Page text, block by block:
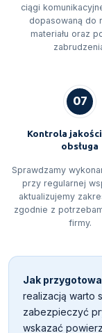
ciągi
dopasowaną do
materiału oraz
07
Kontrola jakości
obsługa
Sprawdzamy
przy regularnej
aktualizujemy
zgodnie z
firmy.
Jak
realizacją warto
zabezpieczyć
wskazać